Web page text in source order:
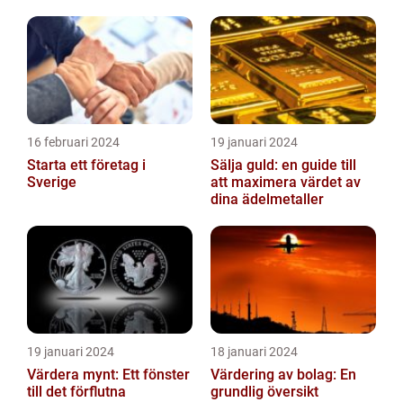
16 februari 2024
Starta ett företag i
Sverige
19 januari 2024
Sälja guld: en guide till
att maximera värdet av
dina ädelmetaller
19 januari 2024
Värdera mynt: Ett fönster
till det förflutna
18 januari 2024
Värdering av bolag: En
grundlig översikt